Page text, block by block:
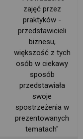
zajęć przez
praktyków -
przedstawicieli
biznesu,
większość z tych
osób w ciekawy
sposób
przedstawiała
swoje
spostrzeżenia w
prezentowanych
tematach"